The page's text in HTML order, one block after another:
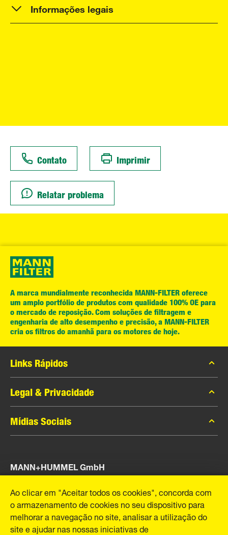
Informações legais
Contato Imprimir
Relatar problema
A marca mundialmente reconhecida MANN-FILTER oferece
um amplo portfólio de produtos com qualidade 100% OE para
o mercado de reposição. Com soluções de filtragem e
engenharia de alto desempenho e precisão, a MANN-FILTER
cria os filtros do amanhã para os motores de hoje.
Links Rápidos
Catálogo MANN-FILTER
Contato
Legal & Privacidade
Privacidade de dados
Aviso legal
Mídias Sociais
Instagram
YouTube
MANN+HUMMEL GmbH
Schwieberdinger Rua 126
71636 Ludwigsburg
Tel. +49 (7141) 98-0
Fax +49 (7141) 98-2545
Ao clicar em "Aceitar todos os cookies", concorda com
o armazenamento de cookies no seu dispositivo para
melhorar a navegação no site, analisar a utilização do
site e ajudar nas nossas iniciativas de